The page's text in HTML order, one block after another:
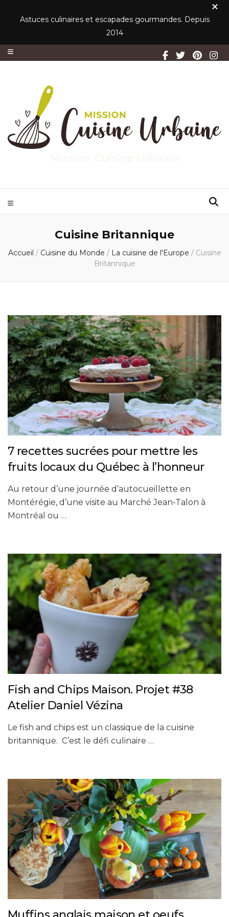
Astuces culinaires et escapades gourmandes. Depuis
2014
Cuisine Britannique
Accueil / Cuisine du Monde / La cuisine de l'Europe / Cuisine
Britannique
7 recettes sucrées pour mettre les
fruits locaux du Québec à l’honneur
Au retour d’une journée d’autocueillette en
Montérégie, d’une visite au Marché Jean-Talon à
Montréal ou …
Fish and Chips Maison. Projet #38
Atelier Daniel Vézina
Le fish and chips est un classique de la cuisine
britannique. C’est le défi culinaire …